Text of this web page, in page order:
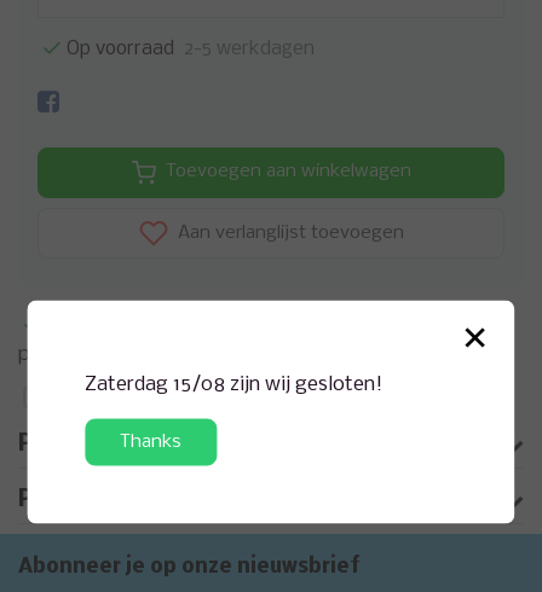
Op voorraad 2-5 werkdagen
Toevoegen aan winkelwagen
Aan verlanglijst toevoegen
Neem contact op over dit
product
Toevoegen aan vergelijking
Productomschrijving
Product informatie
Abonneer je op onze nieuwsbrief
×
Zaterdag 15/08 zijn wij gesloten!
Thanks